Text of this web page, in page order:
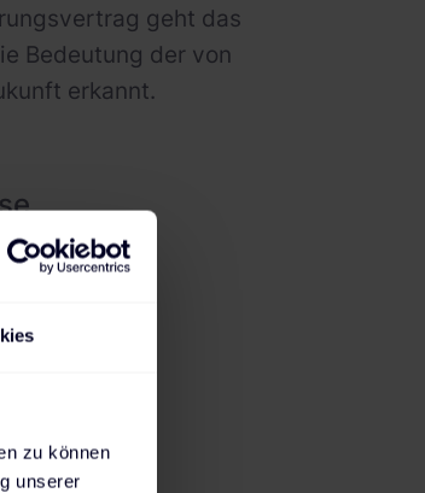
zu können
unserer
geht das
Bedeutung der von
erkannt.
und